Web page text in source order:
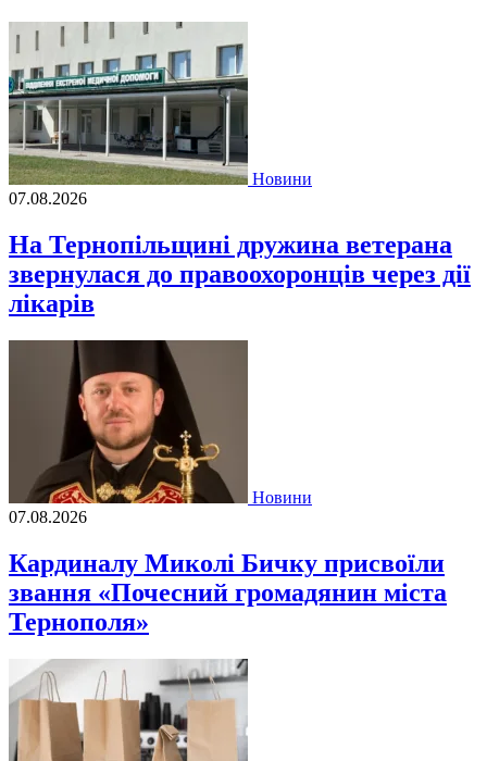
Новини
07.08.2026
На Тернопільщині дружина ветерана
звернулася до правоохоронців через дії
лікарів
Новини
07.08.2026
Кардиналу Миколі Бичку присвоїли
звання «Почесний громадянин міста
Тернополя»